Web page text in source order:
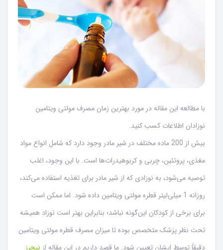
با مطالعه این مقاله در مورد بهترین زمان مصرف مولتی ویتامین
نوزادان اطلاعات کسب کنید.
بیش از 200 ماده مختلف در شیر مادر وجود دارد که شامل انواع مواد
مغذی، پروتئین، چربی و کربوهیدرات‌ها است. با این وجود، اغلب
توصیه می‌شود، به نوزادی که از شیر مادر برای تغذیه استفاده می‌کند،
روزانه 1 میلی‌لیتر قطره مولتی ویتامین داده شود. اما ممکن است
برای برخی از کودکان این‌گونه نباشد؛ بنابراین بهتر است نوزاد همیشه
تحت نظر پزشک متخصص بوده تا میزان مصرف قطره مولتی ویتامین
دقیقاً توسط ایشان تعیین شود. ما قصد داریم در این مقاله از نیچرز